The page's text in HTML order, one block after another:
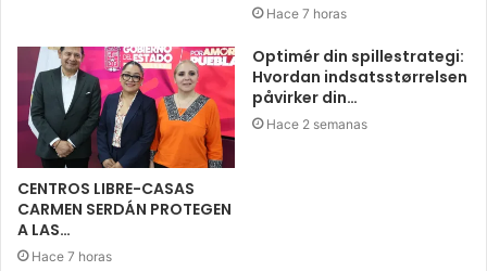
Hace 7 horas
CENTROS LIBRE-CASAS
CARMEN SERDÁN PROTEGEN
A LAS…
Hace 7 horas
Optimér din spillestrategi:
Hvordan indsatsstørrelsen
påvirker din…
Hace 2 semanas